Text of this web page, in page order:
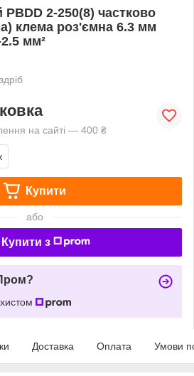
2-250(8) частково
клема роз'ємна 6.3 мм
мм²
на сайті — 400 ₴
Купити
або
Купити з
Доставка Оплата Умови